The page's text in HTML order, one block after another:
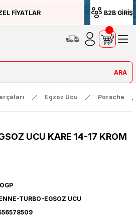
FİYATLAR B2B GİRİŞ
ARA
Egzoz Ucu Porsche
UCU KARE 14-17 KROM
TURBO-EGSOZ UCU